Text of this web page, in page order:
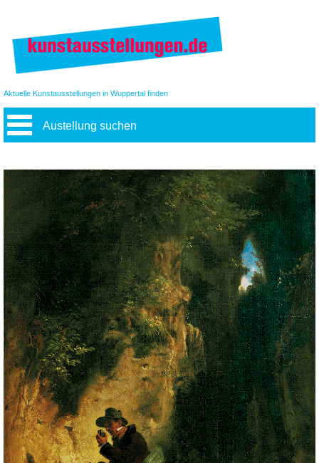
Aktuelle Kunstausstellungen in Wuppertal finden
Austellung suchen